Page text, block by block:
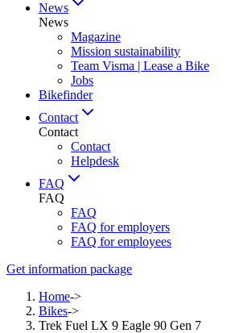
News
News
Magazine
Mission sustainability
Team Visma | Lease a Bike
Jobs
Bikefinder
Contact
Contact
Contact
Helpdesk
FAQ
FAQ
FAQ
FAQ for employers
FAQ for employees
Get information package
Home->
Bikes->
Trek Fuel LX 9 Eagle 90 Gen 7